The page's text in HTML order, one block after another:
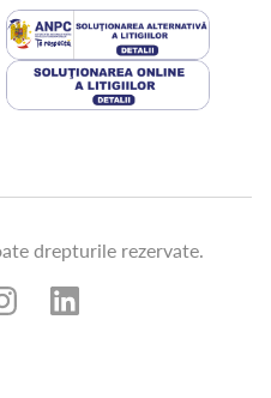
drepturile rezervate.